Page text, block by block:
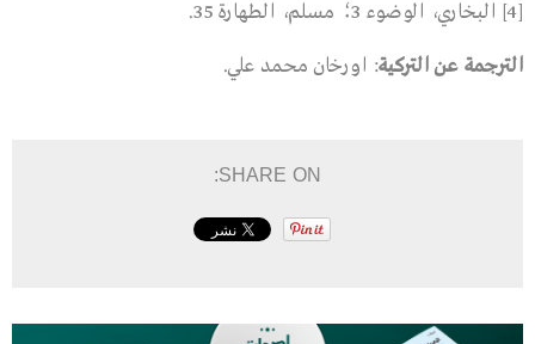
[4] البخاري، الوضوء 3؛ مسلم، الطهارة 35.
الترجمة عن التركية: اورخان محمد علي.
SHARE ON: